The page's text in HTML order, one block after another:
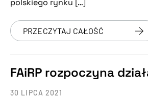
polskiego rynku […]
PRZECZYTAJ CAŁOŚĆ
FAiRP rozpoczyna
30 LIPCA 2021